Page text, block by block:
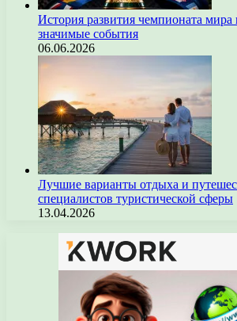
История развития чемпионата мира
значимые события
06.06.2026
Лучшие варианты отдыха и
специалистов туристической сферы
13.04.2026